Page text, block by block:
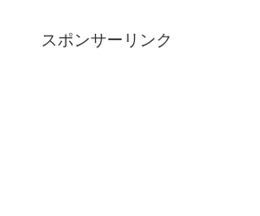
スポンサーリンク